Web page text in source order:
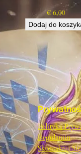
€ 6,00
Dodaj do
Polityka
Regulamin
Skontaktuj